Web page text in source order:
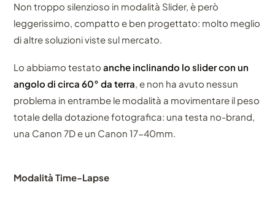
Non troppo silenzioso in modalità Slider, è però
leggerissimo, compatto e ben progettato: molto meglio
di altre soluzioni viste sul mercato.
Lo abbiamo testatoanche inclinando lo slider con un
angolo di circa 60° da terra, e non ha avuto nessun
problema in entrambe le modalità a movimentare il peso
totale della dotazione fotografica: una testa no-brand,
una Canon 7D e un Canon 17-40mm.
Modalità Time-Lapse